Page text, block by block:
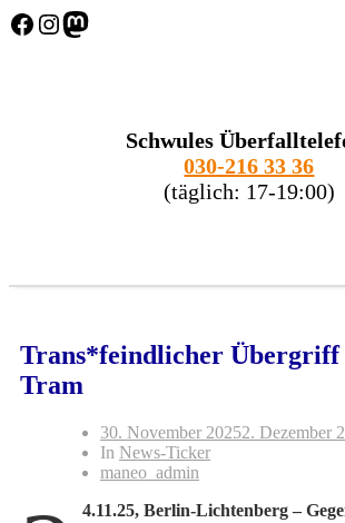
Facebook Instagram Mastodon
Schwules
030-216 33 36
(täglich: 17-19:00)
Trans*feindlicher Übergriff
Tram
30. November 20252. Dezember
In News-Ticker
maneo_admin
4.11.25, Berlin-Lichtenberg –